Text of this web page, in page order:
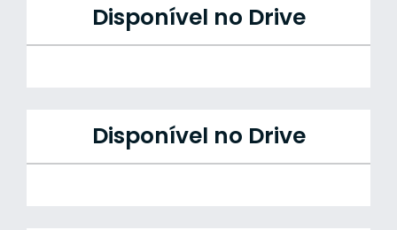
Disponível no Drive
Disponível no Drive